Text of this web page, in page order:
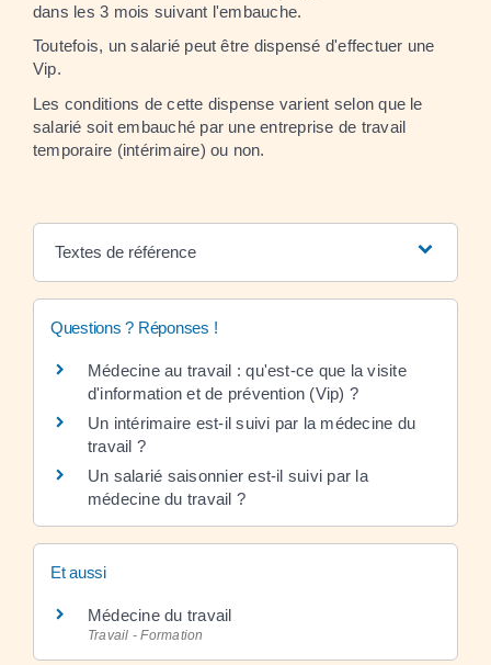
dans les 3 mois suivant l'embauche.
Toutefois, un salarié peut être dispensé d'effectuer une
Vip.
Les conditions de cette dispense varient selon que le
salarié soit embauché par une entreprise de travail
temporaire (intérimaire) ou non.
Textes de référence
Questions ? Réponses !
Médecine au travail : qu'est-ce que la visite
d'information et de prévention (Vip) ?
Un intérimaire est-il suivi par la médecine du
travail ?
Un salarié saisonnier est-il suivi par la
médecine du travail ?
Et aussi
Médecine du travail
Travail - Formation